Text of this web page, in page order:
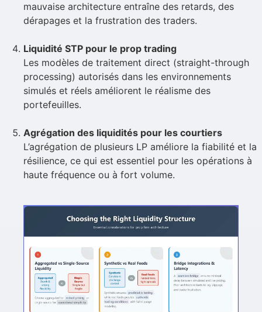
mauvaise architecture entraîne des retards, des
dérapages et la frustration des traders.
Liquidité STP pour le prop trading
Les modèles de traitement direct (straight-through
processing) autorisés dans les environnements
simulés et réels améliorent le réalisme des
portefeuilles.
Agrégation des liquidités pour les courtiers
L’agrégation de plusieurs LP améliore la fiabilité et la
résilience, ce qui est essentiel pour les opérations à
haute fréquence ou à fort volume.